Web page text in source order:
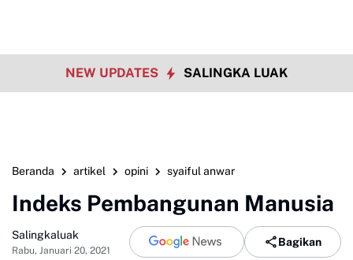
NEW UPDATES SALINGKA LUAK
Beranda artikel opini syaiful anwar
Indeks Pembangunan Manusia
Salingkaluak
Rabu, Januari 20, 2021
Bagikan